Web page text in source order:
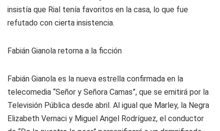
insistía que Rial tenía favoritos en la casa, lo que fue
refutado con cierta insistencia.
Fabián Gianola retorna a la ficción
Fabián Gianola es la nueva estrella confirmada en la
telecomedia “Señor y Señora Camas”, que se emitirá por la
Televisión Pública desde abril. Al igual que Marley, la Negra
Elizabeth Vernaci y Miguel Angel Rodríguez, el conductor